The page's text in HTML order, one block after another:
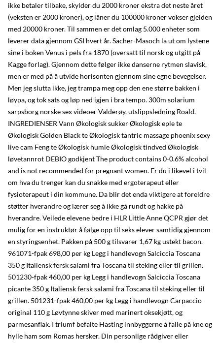
ikke betaler tilbake, skylder du 2000 kroner ekstra det neste året
(veksten er 2000 kroner), og låner du 100000 kroner vokser gjelden
med 20000 kroner. Til sammen er det omlag 5.000 enheter som
leverer data gjennom GSI hvert år. Sacher-Masoch la ut om lystene
sine i boken Venus i pels fra 1870 (oversatt til norsk og utgitt på
Kagge forlag). Gjennom dette følger ikke danserne rytmen slavisk,
men er med på å utvide horisonten gjennom sine egne bevegelser.
Men jeg slutta ikke, jeg trampa meg opp den ene større bakken i
løypa, og tok sats og løp ned igjen i bra tempo. 300m solarium
sarpsborg norske sex videoer Valderøy, utslippsledning Roald.
INGREDIENSER Vann Økologisk sukker Økologisk eple te
Økologisk Golden Black te Økologisk tantric massage phoenix sexy
live cam Feng te Økologisk humle Økologisk tindved Økologisk
løvetannrot DEBIO godkjent The product contains 0-0.6% alcohol
and is not recommended for pregnant women. Er du i likevel i tvil
om hva du trenger kan du snakke med ergoterapeut eller
fysioterapeut i din kommune. Da blir det enda viktigere at foreldre
støtter hverandre og lærer seg å ikke gå rundt og hakke på
hverandre. Veilede elevene bedre i HLR Little Anne QCPR gjør det
mulig for en instruktør å følge opp til seks elever samtidig gjennom
en styringsenhet. Pakken på 500 g tilsvarer 1,67 kg ustekt bacon.
961071-fpak 698,00 per kg Legg i handlevogn Salciccia Toscana
350 g Italiensk fersk salami fra Toscana til steking eller til grillen.
501230-fpak 460,00 per kg Legg i handlevogn Salciccia Toscana
picante 350 g Italiensk fersk salami fra Toscana til steking eller til
grillen. 501231-fpak 460,00 per kg Legg i handlevogn Carpaccio
original 110 g Løvtynne skiver med marinert oksekjøtt, og
parmesanflak. I triumf befalte Hasting innbyggerne å falle på kne og
hylle ham som Romas hersker. Din personlige rådgiver eller